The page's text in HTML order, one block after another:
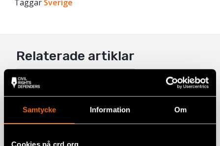
Samtycke Information Om
Facebook
Mail
Taggar Sverige
Relaterade artiklar
Yttrande över Återkallelse av
medborgarskap (SOU 2026:21)
REMISSVAR 1 juni 2026